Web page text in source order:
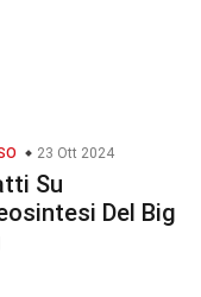
23 Ott 2024
Su
Del Big